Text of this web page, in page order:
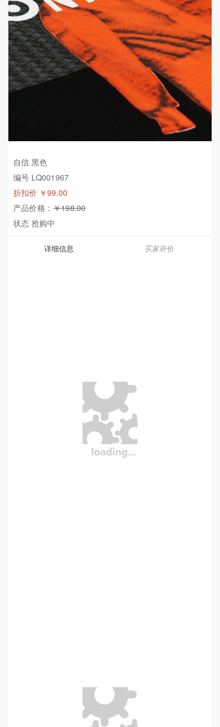
自信 黑色
编号 LQ001967
折扣价 ￥99.00
产品价格： ￥198.00
状态 抢购中
详细信息 买家评价